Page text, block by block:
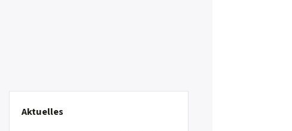
Aktuelles